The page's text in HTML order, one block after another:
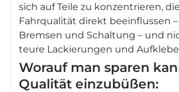
sich auf Teile zu konzentrieren,
Fahrqualität direkt beeinflussen
Bremsen und Schaltung – und
teure Lackierungen und
Worauf man sparen
Qualität einzubüßen: